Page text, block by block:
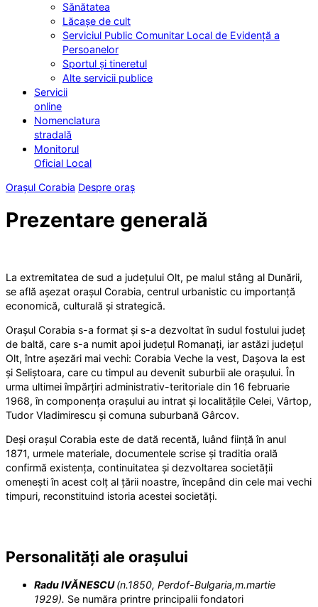
Sănătatea
Lăcașe de cult
Serviciul Public Comunitar Local de Evidență a
Persoanelor
Sportul și tineretul
Alte servicii publice
Servicii
online
Nomenclatura
stradală
Monitorul
Oficial Local
Orașul Corabia Despre oraș
Prezentare generală
La extremitatea de sud a județului Olt, pe malul stâng al Dunării,
se află așezat orașul Corabia, centrul urbanistic cu importanță
economică, culturală și strategică.
Orașul Corabia s-a format și s-a dezvoltat în sudul fostului județ
de baltă, care s-a numit apoi județul Romanați, iar astăzi județul
Olt, între așezări mai vechi: Corabia Veche la vest, Dașova la est
și Seliștoara, care cu timpul au devenit suburbii ale orașului. În
urma ultimei împărțiri administrativ-teritoriale din 16 februarie
1968, în componența orașului au intrat și localitățile Celei, Vârtop,
Tudor Vladimirescu și comuna suburbană Gârcov.
Deși orașul Corabia este de dată recentă, luând ființă în anul
1871, urmele materiale, documentele scrise și traditia orală
confirmă existența, continuitatea și dezvoltarea societății
omenești în acest colț al țării noastre, începând din cele mai vechi
timpuri, reconstituind istoria acestei societăți.
Personalități ale orașului
Radu IVĂNESCU(n.1850, Perdof-Bulgaria,m.martie
1929). Se număra printre principalii fondatori